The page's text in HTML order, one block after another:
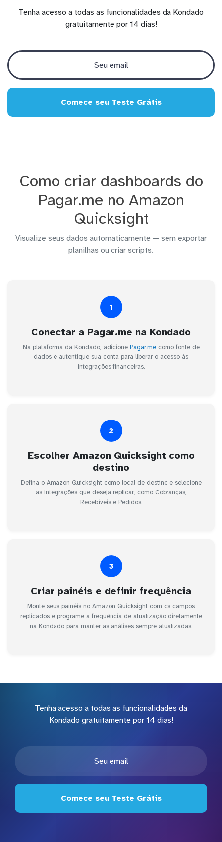
Tenha acesso a todas as funcionalidades da Kondado
gratuitamente por 14 dias!
Comece seu Teste Grátis
Como criar dashboards do
Pagar.me no Amazon
Quicksight
Visualize seus dados automaticamente — sem exportar
planilhas ou criar scripts.
1
Conectar a Pagar.me na Kondado
Na plataforma da Kondado, adicione Pagar.mecomo fonte de
dados e autentique sua conta para liberar o acesso às
integrações financeiras.
2
Escolher Amazon Quicksight como
destino
Defina o Amazon Quicksight como local de destino e selecione
as integrações que deseja replicar, como Cobranças,
Recebíveis e Pedidos.
3
Criar painéis e definir frequência
Monte seus painéis no Amazon Quicksight com os campos
replicados e programe a frequência de atualização diretamente
na Kondado para manter as análises sempre atualizadas.
Tenha acesso a todas as funcionalidades da
Kondado gratuitamente por 14 dias!
Comece seu Teste Grátis